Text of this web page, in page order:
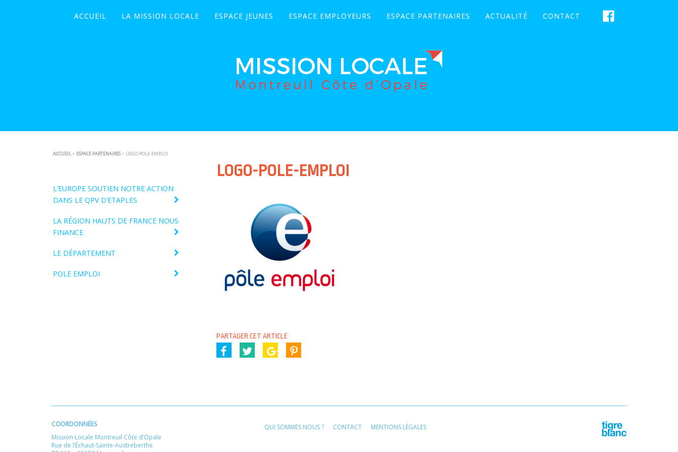
ACCUEIL LA MISSION LOCALE ESPACE JEUNES ESPACE EMPLOYEURS ESPACE PARTENAIRES ACTUALITÉ CONTACT
ACCUEIL > ESPACE PARTENAIRES > LOGO-POLE-EMPLOI
L’EUROPE SOUTIEN NOTRE ACTION
DANS LE QPV D’ETAPLES
LA RÉGION HAUTS DE FRANCE NOUS
FINANCE
LE DÉPARTEMENT
POLE EMPLOI
LOGO-POLE-EMPLOI
PARTAGER CET ARTICLE
COORDONNÉES
Mission Locale Montreuil Côte d’Opale
Rue de l’Échaut-Sainte-Austreberthe
QUI SOMMES NOUS ? CONTACT MENTIONS LÉGALES